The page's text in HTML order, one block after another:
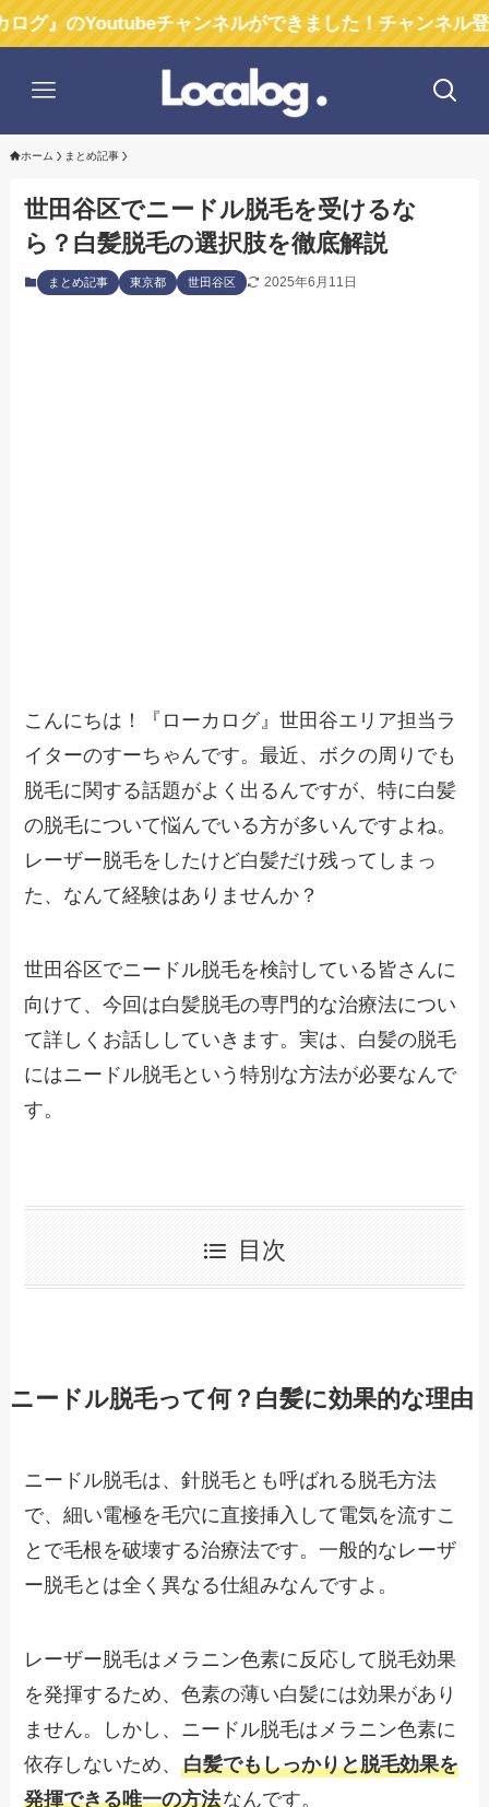
チャンネルができました！チャンネル登録お願い
ホーム まとめ記事
世田谷区でニードル脱毛を受けるな
ら？白髪脱毛の選択肢を徹底解説
まとめ記事 東京都 世田谷区 2025年6月11日
こんにちは！『ローカログ』世田谷エリア担当ラ
イターのすーちゃんです。最近、ボクの周りでも
脱毛に関する話題がよく出るんですが、特に白髪
の脱毛について悩んでいる方が多いんですよね。
レーザー脱毛をしたけど白髪だけ残ってしまっ
た、なんて経験はありませんか？
世田谷区でニードル脱毛を検討している皆さんに
向けて、今回は白髪脱毛の専門的な治療法につい
て詳しくお話ししていきます。実は、白髪の脱毛
にはニードル脱毛という特別な方法が必要なんで
す。
目次
ニードル脱毛って何？白髪に効果的な理由
ニードル脱毛は、針脱毛とも呼ばれる脱毛方法
で、細い電極を毛穴に直接挿入して電気を流すこ
とで毛根を破壊する治療法です。一般的なレーザ
ー脱毛とは全く異なる仕組みなんですよ。
レーザー脱毛はメラニン色素に反応して脱毛効果
を発揮するため、色素の薄い白髪には効果があり
ません。しかし、ニードル脱毛はメラニン色素に
依存しないため、白髪でもしっかりと脱毛効果を
発揮できる唯一の方法なんです。